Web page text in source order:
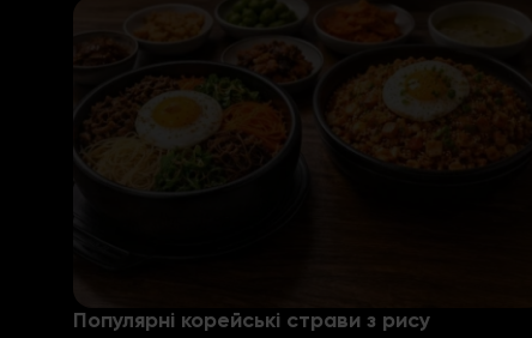
Популярні корейські страви з рису